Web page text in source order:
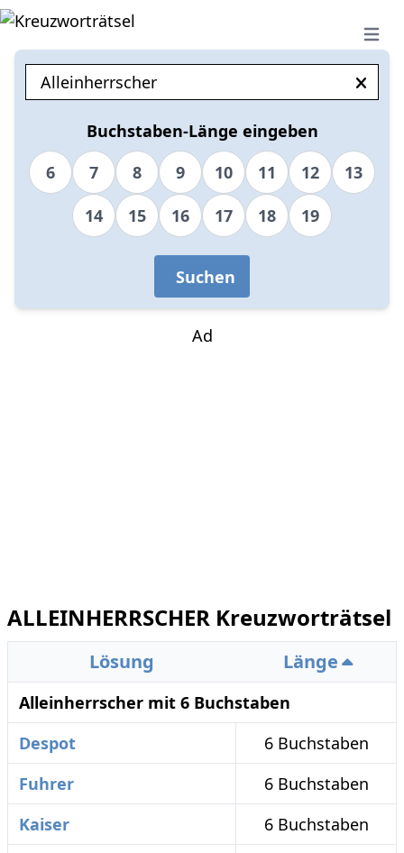
Open
Buchstaben-Länge eingeben
6
7 8 9 10 11 12
13
14
15 16 17 18 19
Suchen
Ad
ALLEINHERRSCHER Kreuzworträtsel
Lösung Länge
Alleinherrscher mit 6 Buchstaben
Despot
6 Buchstaben
Fuhrer
6 Buchstaben
Kaiser
6 Buchstaben